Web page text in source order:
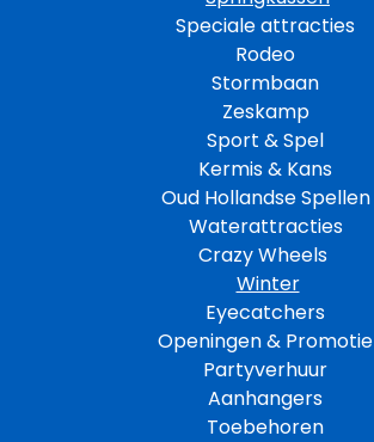
Speciale attracties
Rodeo
Stormbaan
Zeskamp
Sport & Spel
Kermis & Kans
Oud Hollandse Spellen
Waterattracties
Crazy Wheels
Winter
Eyecatchers
Openingen & Promotie
Partyverhuur
Aanhangers
Toebehoren